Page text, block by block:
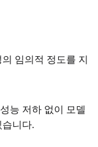
임의적 정도를 지
능 저하 없이 모델
니다.